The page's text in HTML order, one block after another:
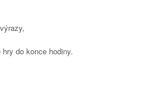
do konce hodiny.